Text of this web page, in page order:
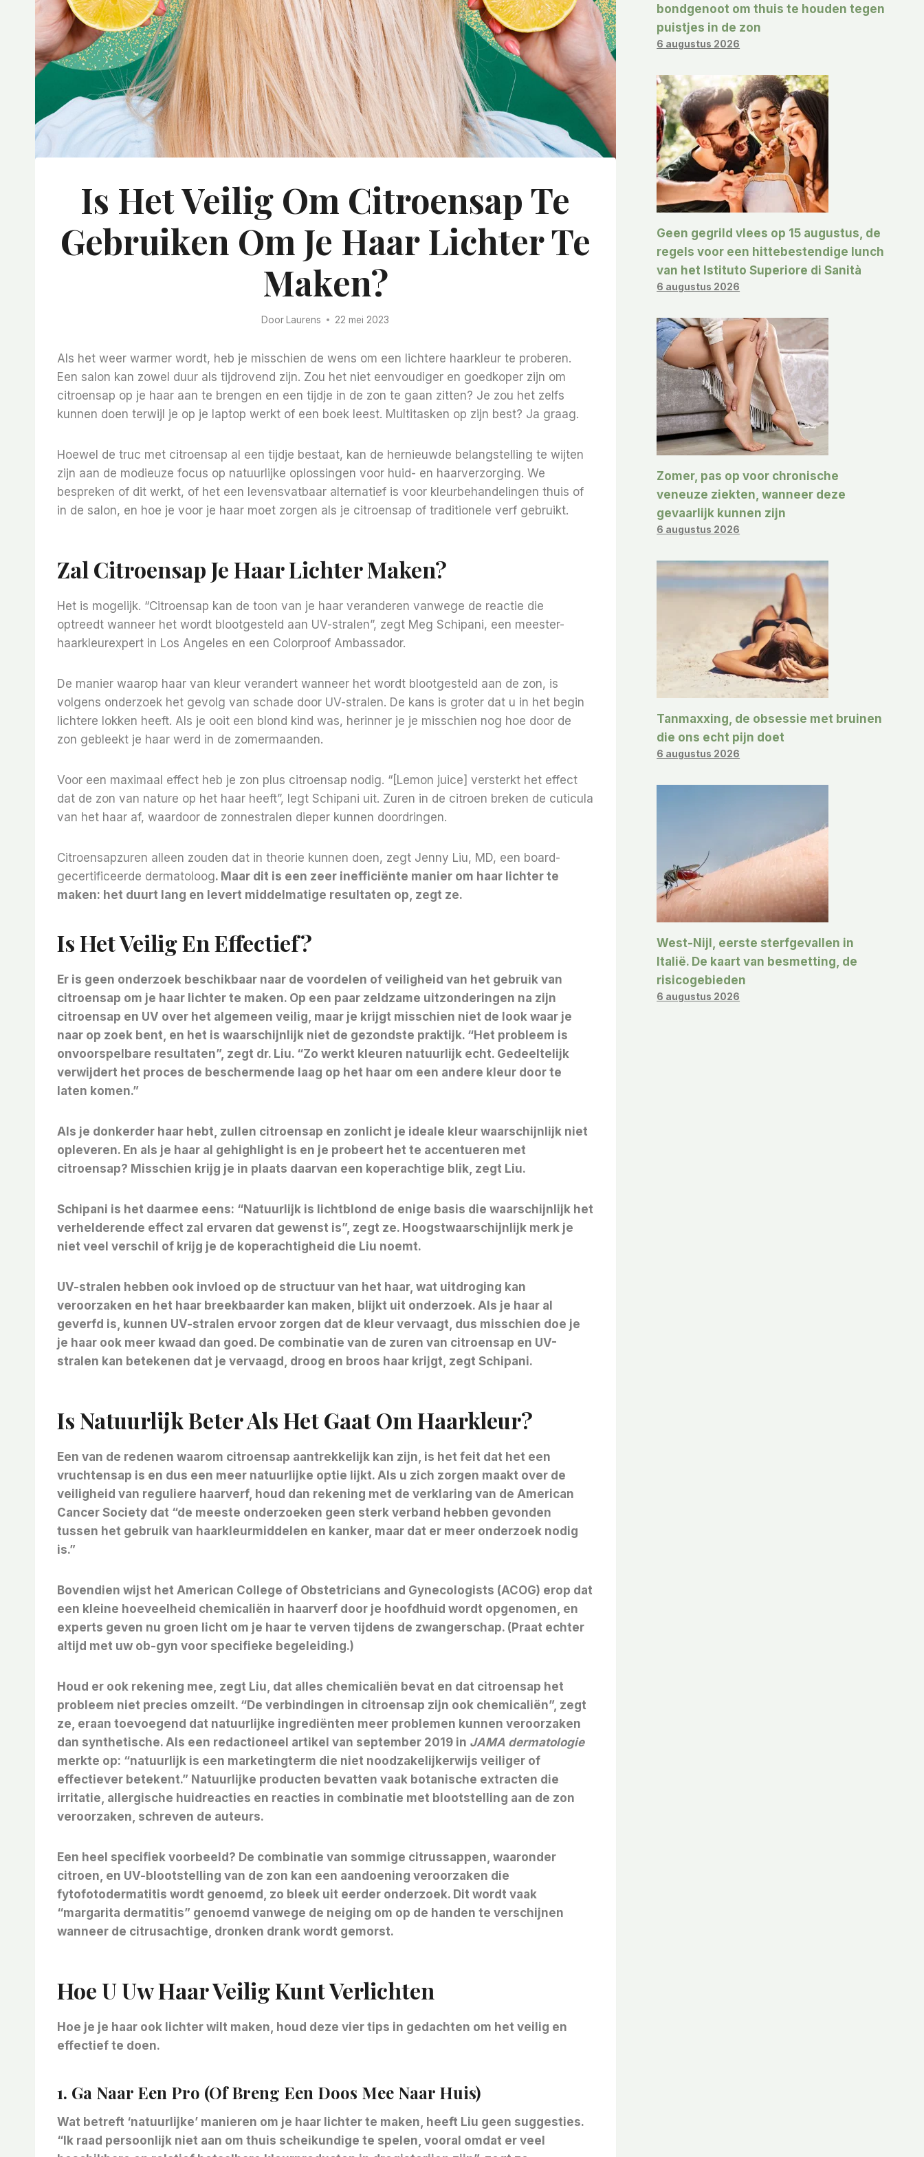
Is Het Veilig Om Citroensap Te
Gebruiken Om Je Haar Lichter Te
Maken?
Door Laurens 22 mei 2023
Als het weer warmer wordt, heb je misschien de wens om een ​​lichtere haarkleur te proberen.
Een salon kan zowel duur als tijdrovend zijn. Zou het niet eenvoudiger en goedkoper zijn om
citroensap op je haar aan te brengen en een tijdje in de zon te gaan zitten? Je zou het zelfs
kunnen doen terwijl je op je laptop werkt of een boek leest. Multitasken op zijn best? Ja graag.
Hoewel de truc met citroensap al een tijdje bestaat, kan de hernieuwde belangstelling te wijten
zijn aan de modieuze focus op natuurlijke oplossingen voor huid- en haarverzorging. We
bespreken of dit werkt, of het een levensvatbaar alternatief is voor kleurbehandelingen thuis of
in de salon, en hoe je voor je haar moet zorgen als je citroensap of traditionele verf gebruikt.
Zal Citroensap Je Haar Lichter Maken?
Het is mogelijk. “Citroensap kan de toon van je haar veranderen vanwege de reactie die
optreedt wanneer het wordt blootgesteld aan UV-stralen”, zegt Meg Schipani, een meester-
haarkleurexpert in Los Angeles en een Colorproof Ambassador.
De manier waarop haar van kleur verandert wanneer het wordt blootgesteld aan de zon, is
volgens onderzoek het gevolg van schade door UV-stralen. De kans is groter dat u in het begin
lichtere lokken heeft. Als je ooit een blond kind was, herinner je je misschien nog hoe door de
zon gebleekt je haar werd in de zomermaanden.
Voor een maximaal effect heb je zon plus citroensap nodig. “[Lemon juice] versterkt het effect
dat de zon van nature op het haar heeft”, legt Schipani uit. Zuren in de citroen breken de cuticula
van het haar af, waardoor de zonnestralen dieper kunnen doordringen.
Citroensapzuren alleen zouden dat in theorie kunnen doen, zegt Jenny Liu, MD, een board-
gecertificeerde dermatoloog. Maar dit is een zeer inefficiënte manier om haar lichter te
maken: het duurt lang en levert middelmatige resultaten op, zegt ze.
Is Het Veilig En Effectief?
Er is geen onderzoek beschikbaar naar de voordelen of veiligheid van het gebruik van
citroensap om je haar lichter te maken. Op een paar zeldzame uitzonderingen na zijn
citroensap en UV over het algemeen veilig, maar je krijgt misschien niet de look waar je
naar op zoek bent, en het is waarschijnlijk niet de gezondste praktijk. “Het probleem is
onvoorspelbare resultaten”, zegt dr. Liu. “Zo werkt kleuren natuurlijk echt. Gedeeltelijk
verwijdert het proces de beschermende laag op het haar om een ​​andere kleur door te
laten komen.”
Als je donkerder haar hebt, zullen citroensap en zonlicht je ideale kleur waarschijnlijk niet
opleveren. En als je haar al gehighlight is en je probeert het te accentueren met
citroensap? Misschien krijg je in plaats daarvan een koperachtige blik, zegt Liu.
Schipani is het daarmee eens: “Natuurlijk is lichtblond de enige basis die waarschijnlijk het
verhelderende effect zal ervaren dat gewenst is”, zegt ze. Hoogstwaarschijnlijk merk je
niet veel verschil of krijg je de koperachtigheid die Liu noemt.
UV-stralen hebben ook invloed op de structuur van het haar, wat uitdroging kan
veroorzaken en het haar breekbaarder kan maken, blijkt uit onderzoek. Als je haar al
geverfd is, kunnen UV-stralen ervoor zorgen dat de kleur vervaagt, dus misschien doe je
je haar ook meer kwaad dan goed. De combinatie van de zuren van citroensap en UV-
stralen kan betekenen dat je vervaagd, droog en broos haar krijgt, zegt Schipani.
Is Natuurlijk Beter Als Het Gaat Om Haarkleur?
Een van de redenen waarom citroensap aantrekkelijk kan zijn, is het feit dat het een
vruchtensap is en dus een meer natuurlijke optie lijkt. Als u zich zorgen maakt over de
veiligheid van reguliere haarverf, houd dan rekening met de verklaring van de American
Cancer Society dat “de meeste onderzoeken geen sterk verband hebben gevonden
tussen het gebruik van haarkleurmiddelen en kanker, maar dat er meer onderzoek nodig
is.”
Bovendien wijst het American College of Obstetricians and Gynecologists (ACOG) erop dat
een kleine hoeveelheid chemicaliën in haarverf door je hoofdhuid wordt opgenomen, en
experts geven nu groen licht om je haar te verven tijdens de zwangerschap. (Praat echter
altijd met uw ob-gyn voor specifieke begeleiding.)
Houd er ook rekening mee, zegt Liu, dat alles chemicaliën bevat en dat citroensap het
probleem niet precies omzeilt. “De verbindingen in citroensap zijn ook chemicaliën”, zegt
ze, eraan toevoegend dat natuurlijke ingrediënten meer problemen kunnen veroorzaken
dan synthetische. Als een redactioneel artikel van september 2019 in JAMA dermatologie
merkte op: “natuurlijk is een marketingterm die niet noodzakelijkerwijs veiliger of
effectiever betekent.” Natuurlijke producten bevatten vaak botanische extracten die
irritatie, allergische huidreacties en reacties in combinatie met blootstelling aan de zon
veroorzaken, schreven de auteurs.
Een heel specifiek voorbeeld? De combinatie van sommige citrussappen, waaronder
citroen, en UV-blootstelling van de zon kan een aandoening veroorzaken die
fytofotodermatitis wordt genoemd, zo bleek uit eerder onderzoek. Dit wordt vaak
“margarita dermatitis” genoemd vanwege de neiging om op de handen te verschijnen
wanneer de citrusachtige, dronken drank wordt gemorst.
Hoe U Uw Haar Veilig Kunt Verlichten
Hoe je je haar ook lichter wilt maken, houd deze vier tips in gedachten om het veilig en
effectief te doen.
1. Ga Naar Een Pro (of Breng Een Doos Mee Naar Huis)
Wat betreft ‘natuurlijke’ manieren om je haar lichter te maken, heeft Liu geen suggesties.
“Ik raad persoonlijk niet aan om thuis scheikundige te spelen, vooral omdat er veel
bondgenoot om thuis te houden tegen
puistjes in de zon
6 augustus 2026
Geen gegrild vlees op 15 augustus, de
regels voor een hittebestendige lunch
van het Istituto Superiore di Sanità
6 augustus 2026
Zomer, pas op voor chronische
veneuze ziekten, wanneer deze
gevaarlijk kunnen zijn
6 augustus 2026
Tanmaxxing, de obsessie met bruinen
die ons echt pijn doet
6 augustus 2026
West-Nijl, eerste sterfgevallen in
Italië. De kaart van besmetting, de
risicogebieden
6 augustus 2026